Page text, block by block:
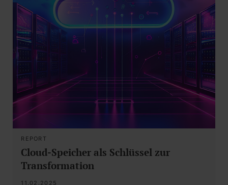
REPORT
Cloud-Speicher als Schlüssel zur
Transformation
11.02.2025